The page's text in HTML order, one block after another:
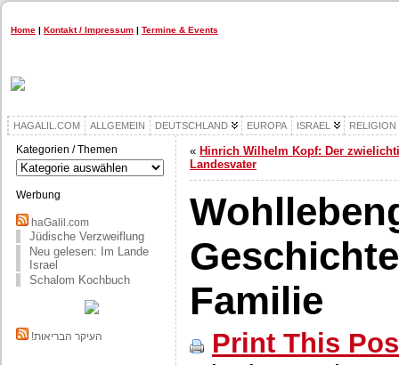
Home | Kontakt / Impressum | Termine & Events
HAGALIL.COM ALLGEMEIN DEUTSCHLAND EUROPA ISRAEL RELIGION
Kategorien / Themen
Kategorien
/
Themen
Werbung
haGalil.com
Jüdische Verzweiflung
Neu gelesen: Im Lande
Israel
Schalom Kochbuch
!העיקר הבריאות
« Hinrich Wilhelm Kopf: Der
Landesvater
Familie
Print This